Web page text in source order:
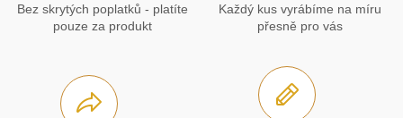
Bez skrytých poplatků - platíte
pouze za produkt
Každý kus vyrábíme na míru
přesně pro vás